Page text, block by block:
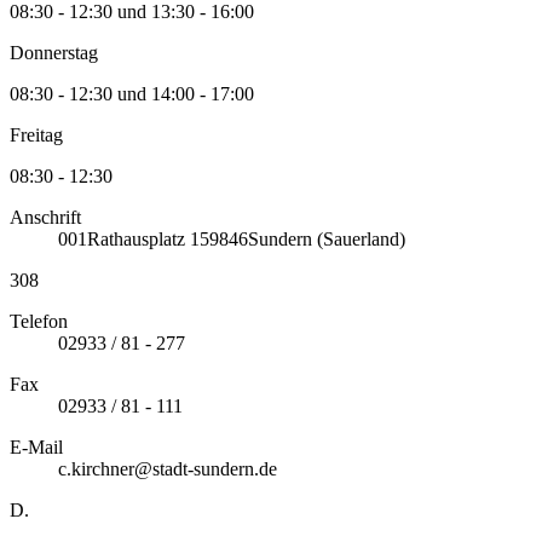
08:30 - 12:30 und 13:30 - 16:00
Donnerstag
08:30 - 12:30 und 14:00 - 17:00
Freitag
08:30 - 12:30
Anschrift
001Rathausplatz 1 59846Sundern (Sauerland)
308
Telefon
02933 / 81 - 277
Fax
02933 / 81 - 111
E-Mail
c.kirchner@stadt-sundern.de
D.